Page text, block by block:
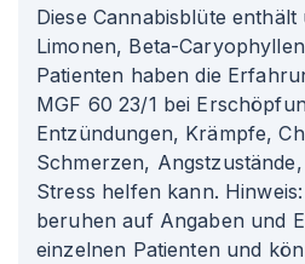
Diese Cannabisblüte enthält
Limonen, Beta-
Patienten haben die
MGF 60 23/1 bei
Entzündungen, Krämpfe,
Schmerzen,
Stress helfen kann.
beruhen auf Angaben und
einzelnen Patienten und